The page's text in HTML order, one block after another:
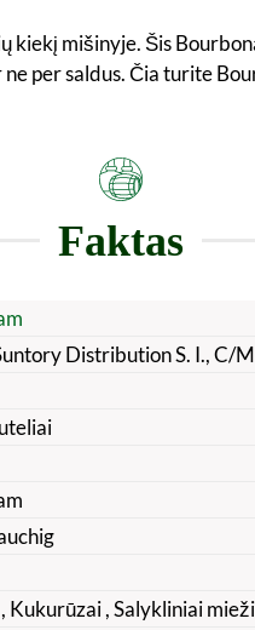
mišinyje. Šis
per saldus. Čia turite
Faktas
Distribution S. I., C/
, Kukurūzai, Salykliniai